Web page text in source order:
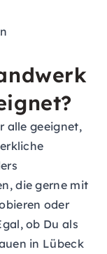
alle geeignet,
die gerne mit
oder
ob Du als
in Lübeck